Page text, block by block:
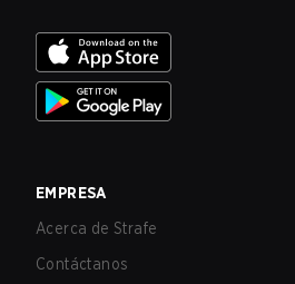
EMPRESA
Acerca de Strafe
Contáctanos